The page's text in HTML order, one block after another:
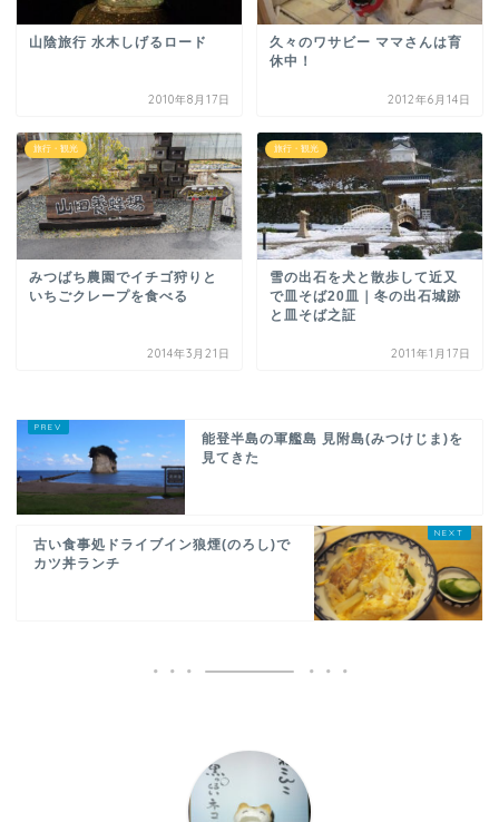
山陰旅行 水木しげるロード
2010年8月17日
久々のワサビー ママさんは育
休中！
2012年6月14日
旅行・観光
みつばち農園でイチゴ狩りと
いちごクレープを食べる
2014年3月21日
旅行・観光
雪の出石を犬と散歩して近又
で皿そば20皿｜冬の出石城跡
と皿そば之証
2011年1月17日
能登半島の軍艦島 見附島(みつけじま)を
見てきた
古い食事処ドライブイン狼煙(のろし)で
カツ丼ランチ